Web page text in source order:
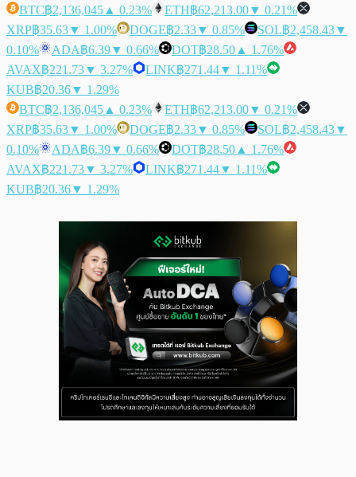
BTC฿2,136,045 ▲ 0.23% ETH฿62,213.00▼ 0.21%
XRP฿35.63▼ 1.00% DOGE฿2.33▼ 0.85% SOL฿2,458.43▼
0.10%
ADA฿6.39▼ 0.66% DOT฿28.50 ▲ 1.76%
AVAX฿221.73▼ 3.27% LINK฿271.44▼ 1.11%
KUB฿20.36▼ 1.29%
BTC฿2,136,045 ▲ 0.23% ETH฿62,213.00▼ 0.21%
XRP฿35.63▼ 1.00% DOGE฿2.33▼ 0.85% SOL฿2,458.43▼
0.10%
ADA฿6.39▼ 0.66% DOT฿28.50 ▲ 1.76%
AVAX฿221.73▼ 3.27% LINK฿271.44▼ 1.11%
KUB฿20.36▼ 1.29%